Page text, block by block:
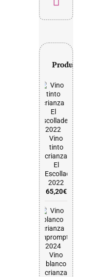
Productos
Vino
tinto
crianza
El
Escolladero
2022
65,20€
Vino
blanco
crianza